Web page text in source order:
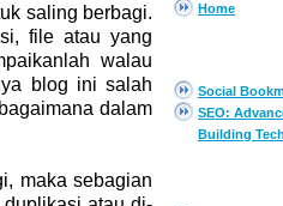
saling berbagi.
file atau yang
walau
blog ini salah
dalam
maka sebagian
Home
Social
SEO:
Building